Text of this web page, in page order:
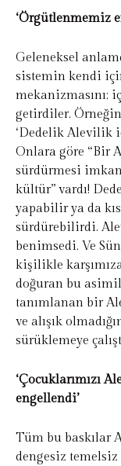
‘Örgütlenmemiz
Geleneksel
sistemin kendi
mekanizmasını;
getirdiler.
‘Dedelik Alevilik
Onlara göre “Bir
sürdürmesi
kültür” vardı!
yapabilir ya da
sürdürebilirdi.
benimsedi. Ve
kişilikle
doğuran bu
tanımlanan bir
ve alışık
sürüklemeye
‘Çocuklarımızı
engellendi’
Tüm bu baskılar
dengesiz temelsiz